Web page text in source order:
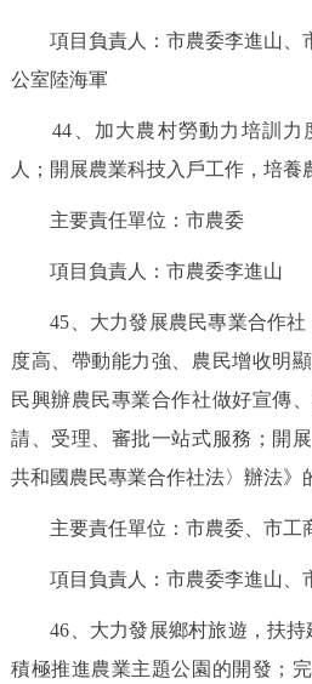
項目負責人：市農委李進山、
公室陸海軍
44、加大農村勞動力培訓力
人；開展農業科技入戶工作，培養
主要責任單位：市農委
項目負責人：市農委李進山
45、大力發展農民專業合作社
度高、帶動能力強、農民增收明
民興辦農民專業合作社做好宣傳
請、受理、審批一站式服務；開
共和國農民專業合作社法〉辦法》
主要責任單位：市農委、市工
項目負責人：市農委李進山、
46、大力發展鄉村旅遊，扶持
積極推進農業主題公園的開發；